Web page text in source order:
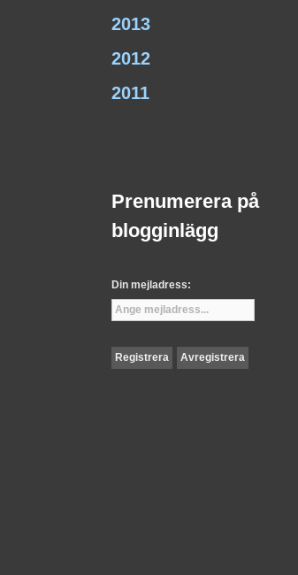
2013
2012
2011
Prenumerera på
blogginlägg
Din mejladress: